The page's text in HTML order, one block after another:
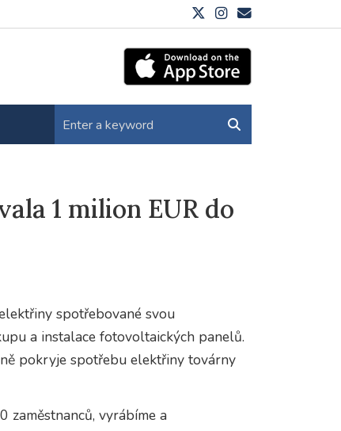
1 milion EUR do
spotřebované svou
a instalace fotovoltaických panelů.
pokryje spotřebu elektřiny továrny
zaměstnanců, vyrábíme a